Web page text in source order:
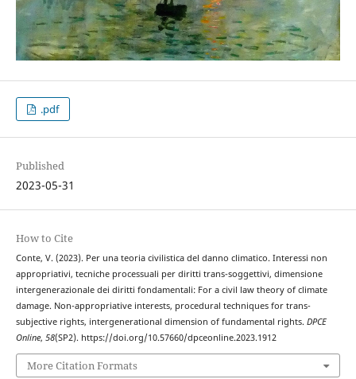
.pdf
Published
2023-05-31
How to Cite
Conte, V. (2023). Per una teoria civilistica del danno climatico. Interessi non
appropriativi, tecniche processuali per diritti trans-soggettivi, dimensione
intergenerazionale dei diritti fondamentali: For a civil law theory of climate
damage. Non-appropriative interests, procedural techniques for trans-
subjective rights, intergenerational dimension of fundamental rights. DPCE
Online, 58(SP2). https://doi.org/10.57660/dpceonline.2023.1912
More Citation Formats